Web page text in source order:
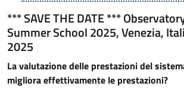
*** SAVE THE DATE ***
Summer School 2025, Venezia,
2025
La valutazione delle prestazioni del
migliora effettivamente le prestazioni?